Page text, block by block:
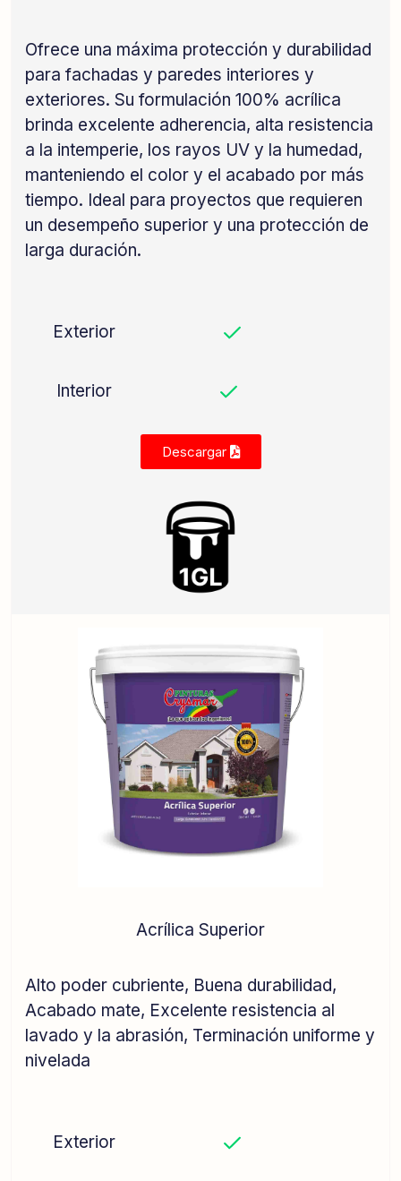
Ofrece una máxima protección y durabilidad
para fachadas y paredes interiores y
exteriores. Su formulación 100% acrílica
brinda excelente adherencia, alta resistencia
a la intemperie, los rayos UV y la humedad,
manteniendo el color y el acabado por más
tiempo. Ideal para proyectos que requieren
un desempeño superior y una protección de
larga duración.
Descargar
Acrílica Superior
Alto poder cubriente, Buena durabilidad,
Acabado mate, Excelente resistencia al
lavado y la abrasión, Terminación uniforme y
nivelada